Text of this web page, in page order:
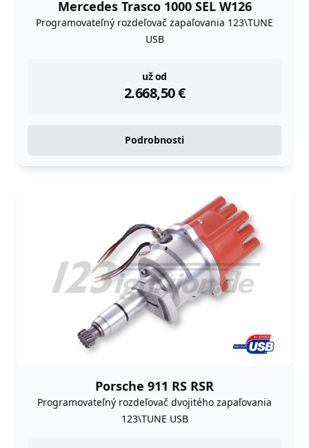
Mercedes Trasco 1000 SEL W126
Programovateľný rozdeľovač zapaľovania 123\TUNE
USB
už od
2.668,50€
instock
Podrobnosti
Porsche 911 RS RSR
Programovateľný rozdeľovač dvojitého zapaľovania
123\TUNE USB